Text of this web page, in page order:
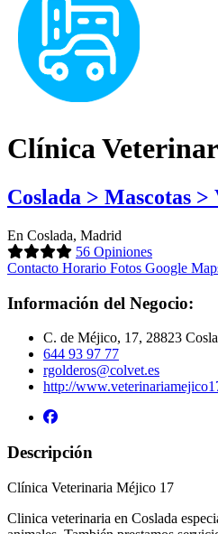
Clínica
Coslada > Mascotas
En Coslada, Madrid
56 Opiniones
Contacto Horario Fotos Google
Información del Negocio:
C. de Méjico, 17, 28823
644 93 97 77
rgolderos@colvet.es
http://
Descripción
Clínica Veterinaria Méjico 17
Clinica veterinaria en Coslada